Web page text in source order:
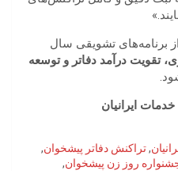
برنامه‌های تشویقی سال
تقویت درآمد دفاتر و توسعه
ایرانیان
,تراکنش دفاتر پیشخوان,
روز زن پیشخوان,